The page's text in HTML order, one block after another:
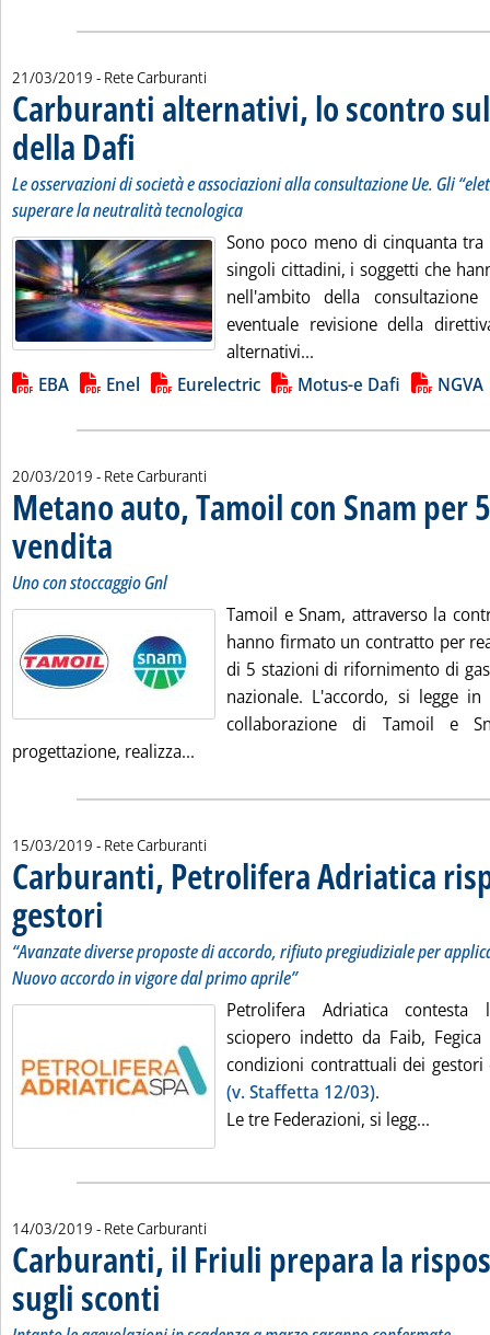
21/03/2019 - Rete Carburanti
Carburanti alternativi, lo scontro
della Dafi
Le osservazioni di società e associazioni alla consultazione Ue. Gli
superare la neutralità tecnologica
Sono poco meno di cinquanta tra
singoli cittadini, i soggetti che
nell'ambito della
eventuale revisione della
alternativi...
Lista allegati PDF alla notizia
EBA Enel Eurelectric Motus-e Dafi NGVA
20/03/2019 - Rete Carburanti
Metano auto, Tamoil con Snam per
vendita
Uno con stoccaggio Gnl
Tamoil e Snam, attraverso la
hanno firmato un contratto per
di 5 stazioni di rifornimento di
nazionale. L'accordo, si legge
collaborazione di Tamoil e
progettazione, realizza...
15/03/2019 - Rete Carburanti
Carburanti, Petrolifera Adriatica
gestori . Sottotitolo: “Avanzate diverse proposte di accordo, rifiuto
“Avanzate diverse proposte di accordo, rifiuto pregiudiziale per
Nuovo accordo in vigore dal primo aprile”
Petrolifera Adriatica
sciopero indetto da Faib,
condizioni contrattuali dei
(v. Staffetta 12/03).
Le tre Federazioni, si legg...
14/03/2019 - Rete Carburanti
Carburanti, il Friuli prepara la
sugli sconti . Sottotitolo: Intanto le agevolazioni in scadenza a marzo
. Pubblicata giovedì 14 marzo 2019 alle 10.26.